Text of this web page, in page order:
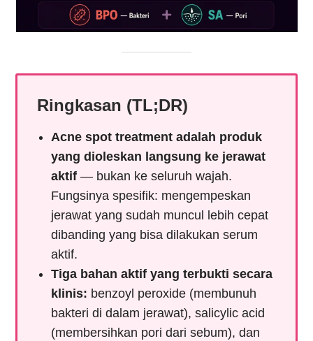
Ringkasan (TL;DR)
Acne spot treatment adalah produk
yang dioleskan langsung ke jerawat
aktif — bukan ke seluruh wajah.
Fungsinya spesifik: mengempeskan
jerawat yang sudah muncul lebih cepat
dibanding yang bisa dilakukan serum
aktif.
Tiga bahan aktif yang terbukti secara
klinis: benzoyl peroxide (membunuh
bakteri di dalam jerawat), salicylic acid
(membersihkan pori dari sebum), dan